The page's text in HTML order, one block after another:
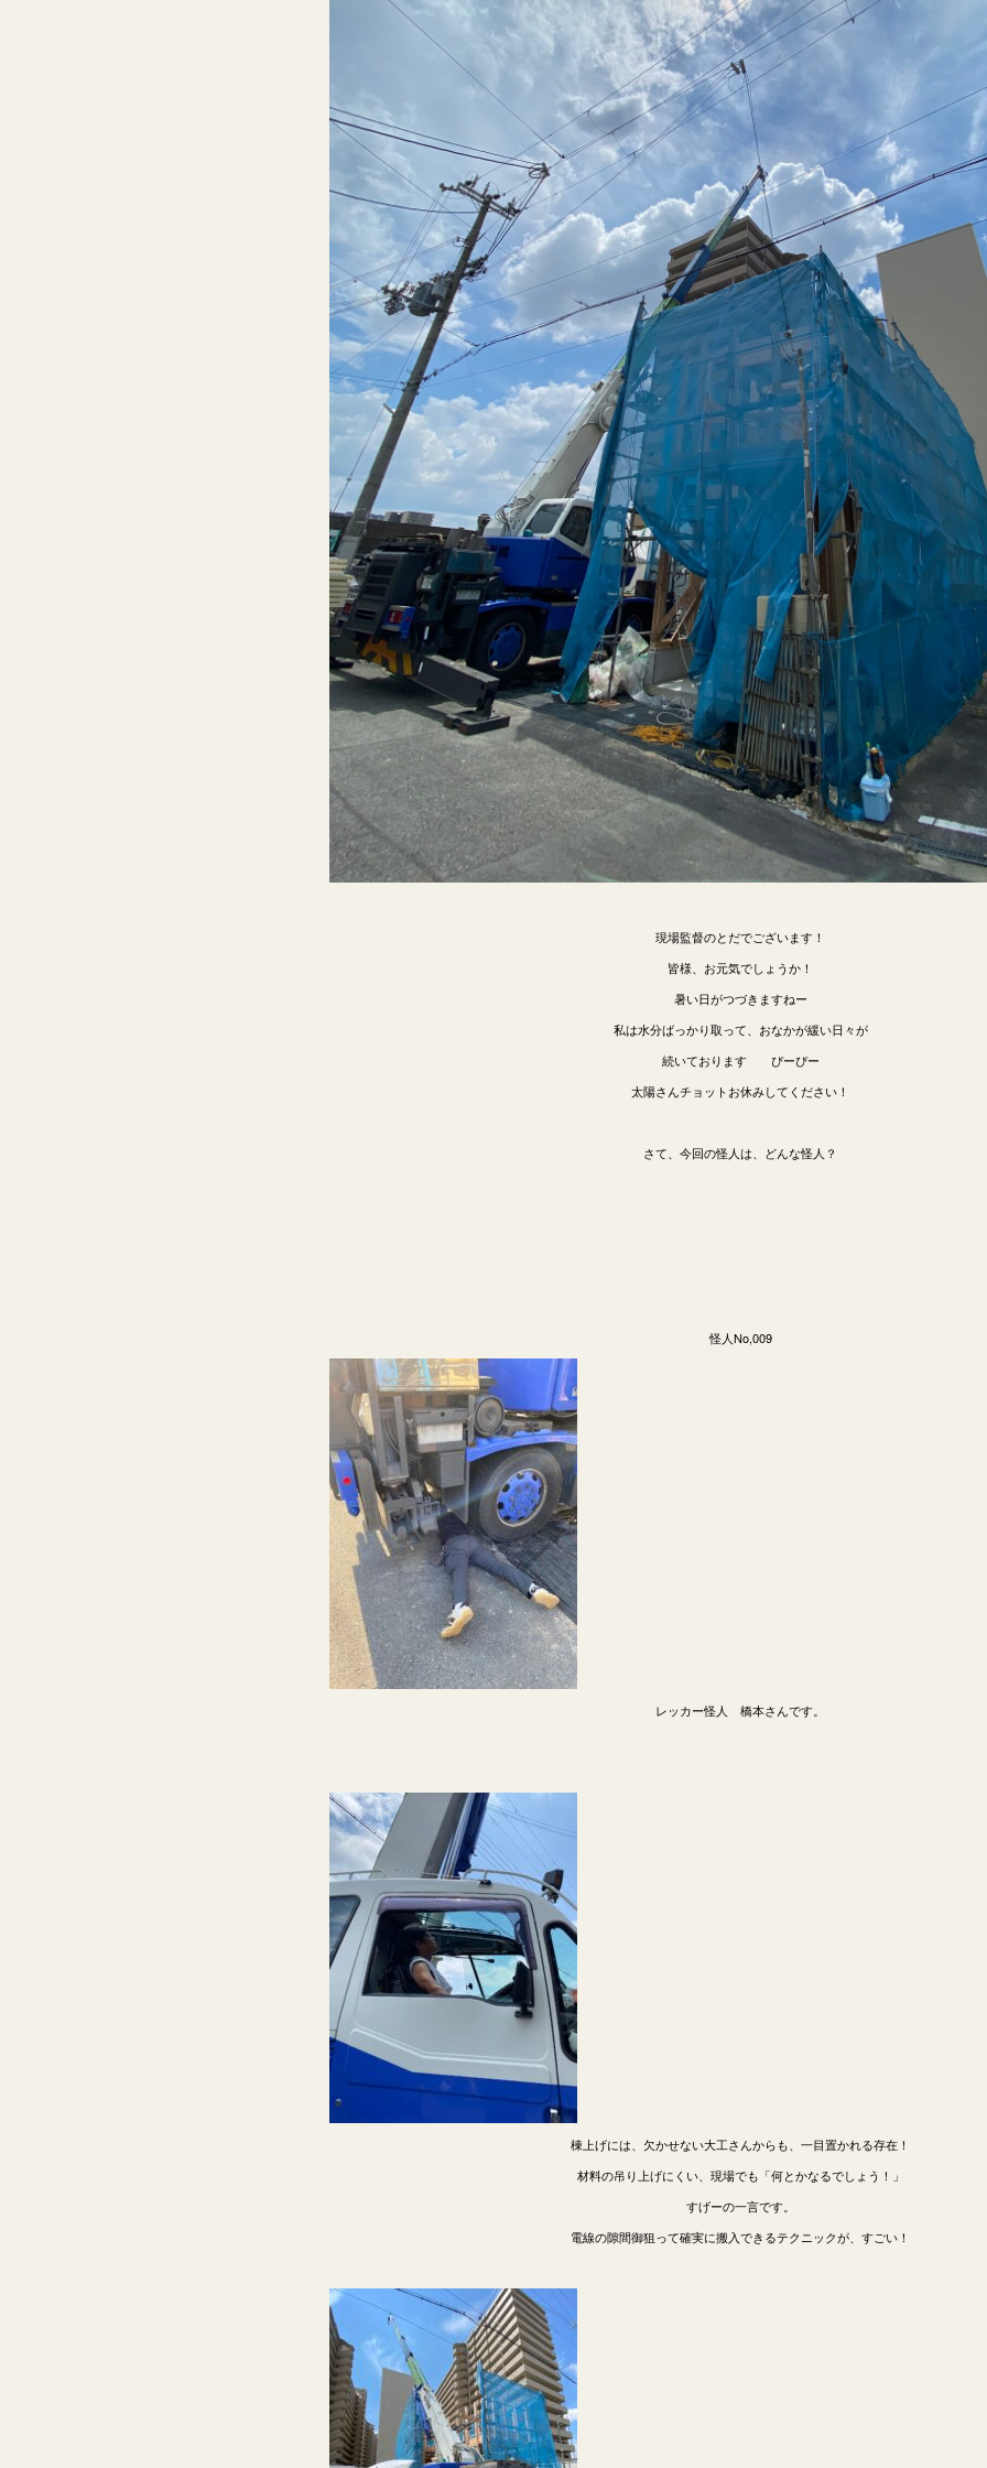
現場監督のとだでございます！
皆様、お元気でしょうか！
暑い日がつづきますねー
私は水分ばっかり取って、おなかが緩い日々が
続いております ぴーぴー
太陽さんチョットお休みしてください！
さて、今回の怪人は、どんな怪人？
怪人No,009
レッカー怪人 橋本さんです。
棟上げには、欠かせない大工さんからも、一目置かれる存在！
材料の吊り上げにくい、現場でも「何とかなるでしょう！」
すげーの一言です。
電線の隙間御狙って確実に搬入できるテクニックが、すごい！